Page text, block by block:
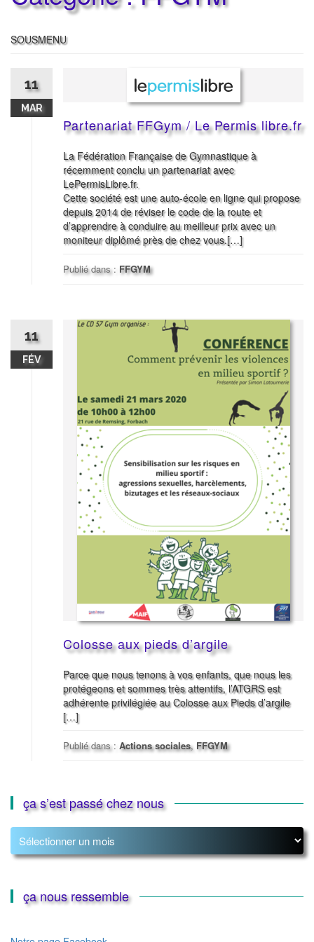
SOUSMENU
11
MAR
Partenariat FFGym / Le Permis libre.fr
La Fédération Française de Gymnastique à
récemment conclu un partenariat avec
LePermisLibre.fr.
Cette société est une auto-école en ligne qui propose
depuis 2014 de réviser le code de la route et
d’apprendre à conduire au meilleur prix avec un
moniteur diplômé près de chez vous.[…]
Publié dans : FFGYM
11
FÉV
Colosse aux pieds d’argile
Parce que nous tenons à vos enfants, que nous les
protégeons et sommes très attentifs, l’ATGRS est
adhérente privilégiée au Colosse aux Pieds d’argile
[…]
Publié dans : Actions sociales, FFGYM
ça s’est passé chez nous
ça
s’est
passé
nousça nous ressemble